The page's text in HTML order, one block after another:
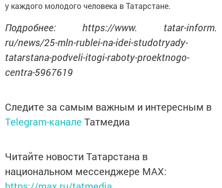
у каждого молодого человека в Татарстане.
Подробнее: https://www. tatar-inform.
ru/news/25-mln-rublei-na-idei-studotryady-
tatarstana-podveli-itogi-raboty-proektnogo-
centra-5967619
Следите за самым важным и интересным в
Telegram-канале Татмедиа
Читайте новости Татарстана в
национальном мессенджере MАХ: